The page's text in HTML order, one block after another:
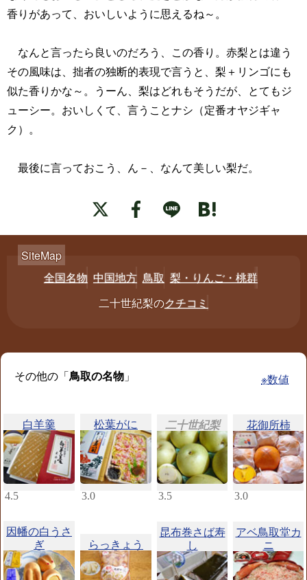
香りがあって、おいしいように思えるね～。
なんと言ったら良いのだろう、この香り。赤梨とは違う
その風味は、拙者の独断的表現で言うと、梨＋リンゴにも
似た香りかな～。うーん、梨はどれもそうだが、とてもジ
ューシー。おいしくて、言うことナシ（定番オヤジギャ
ク）。
最後に言っておこう、ん－、なんて美しい梨だ。
全国名物 中国地方 鳥取 梨・りんご・桃群
二十世紀梨のクチコミ
その他の「鳥取の名物 」 ※数値
白羊羹
4.5
松葉がに
3.0
二十世紀梨
3.5
花御所柿
3.0
因幡の白うさ
ぎ
らっきょう
昆布巻さば寿
し
アベ鳥取堂カ
ニ